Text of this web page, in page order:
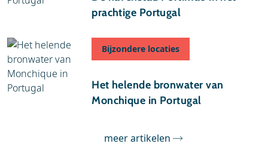
prachtige Portugal
Bijzondere locaties
Het helende bronwater van
Monchique in Portugal
meer artikelen